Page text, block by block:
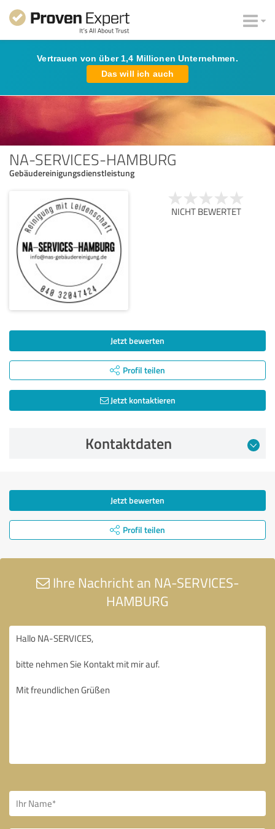
Vertrauen von über 1,4 Millionen Unternehmen.
Das will ich auch
NA-SERVICES-HAMBURG
Gebäudereinigungsdienstleistung
NICHT BEWERTET
Jetzt bewerten
Profil teilen
Jetzt kontaktieren
Kontaktdaten
Jetzt bewerten
Profil teilen
Ihre Nachricht an NA-SERVICES-
HAMBURG